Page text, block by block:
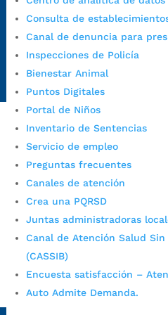
Consulta de
Canal de denuncia para
Inspecciones de Policía
Bienestar Animal
Puntos Digitales
Portal de Niños
Inventario de Sentencias
Servicio de empleo
Preguntas frecuentes
Canales de atención
Crea una PQRSD
Juntas administradoras
Canal de Atención Salud
(CASSIB)
Encuesta satisfacción –
Auto Admite Demanda.
https://
Emergencia:https://
Radique aquí su queja disciplinaria:
https://www.bucaramanga.gov.co/
1/secretarias/oficina-de-control-
Alcaldía de Bucaramanga
Alcaldía de Bucaramanga
PrensaBucaramanga